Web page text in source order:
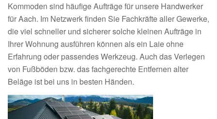
Kommoden sind häufige Aufträge für unsere Handwerker
für Aach. Im Netzwerk finden Sie Fachkräfte aller Gewerke,
die viel schneller und sicherer solche kleinen Aufträge in
Ihrer Wohnung ausführen können als ein Laie ohne
Erfahrung oder passendes Werkzeug. Auch das Verlegen
von Fußböden bzw. das fachgerechte Entfernen alter
Beläge ist bei uns in besten Händen.